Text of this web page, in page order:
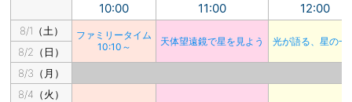
10:00 11:00 12:00
8/1（土）
ファミリータイム
10:10～
天体望遠鏡で星を見よう 光が語る、星の一
8/2（日）
8/3（月）
8/4（火）